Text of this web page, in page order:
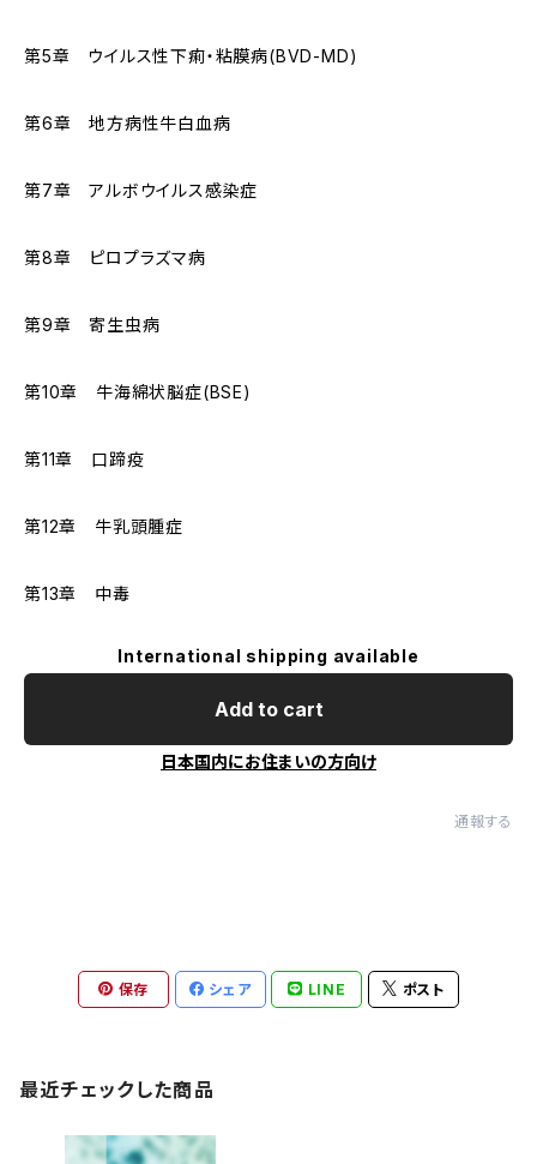
第5章 ウイルス性下痢・粘膜病(BVD-MD)
第6章 地方病性牛白血病
第7章 アルボウイルス感染症
第8章 ピロプラズマ病
第9章 寄生虫病
第10章 牛海綿状脳症(BSE)
第11章 口蹄疫
第12章 牛乳頭腫症
第13章 中毒
International shipping available
Add to cart
日本国内にお住まいの方向け
通報する
保存 シェア LINE ポスト
最近チェックした商品